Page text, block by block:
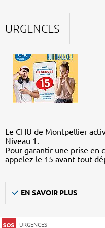
URGENCES
Le CHU de Montpellier
Niveau 1.
Pour garantir une prise en
appelez le 15 avant tout
EN SAVOIR PLUS
URGENCES